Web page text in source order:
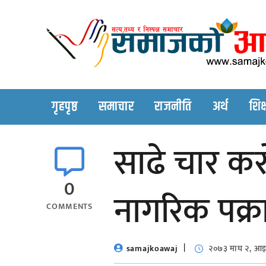
गृहपृष्ठ समाचार राजनीति अर्थ
0
COMMENTS
साढे चार
नागरिक
samajkoawaj २०७३ माघ २,